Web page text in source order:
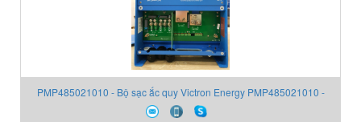
PMP485021010 - Bộ sạc ắc quy Victron Energy PMP485021010 -
Victron Energy Vietnam